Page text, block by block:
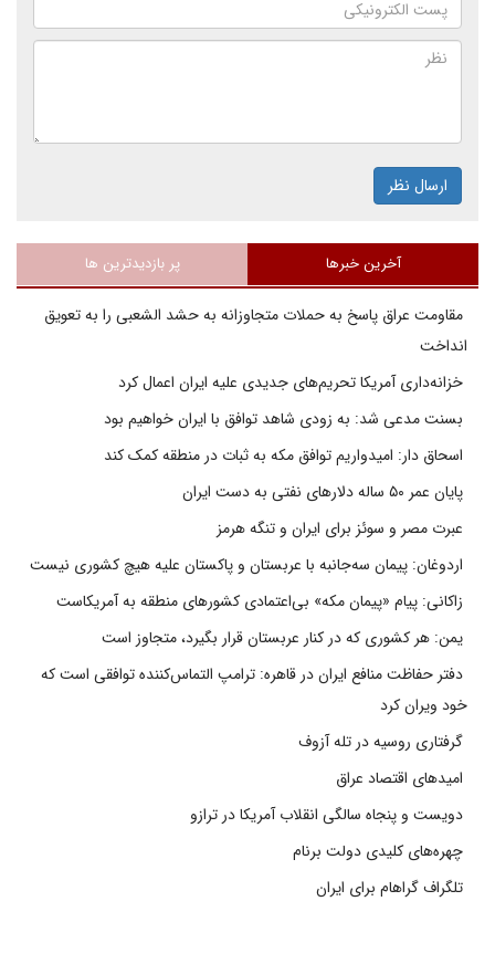
ارسال نظر
آخرین خبرها پر بازدیدترین ها
مقاومت عراق پاسخ به حملات متجاوزانه به حشد الشعبی را به تعویق
انداخت
خزانه‌داری آمریکا تحریم‌های جدیدی علیه ایران اعمال کرد
بسنت مدعی شد: به زودی شاهد توافق با ایران خواهیم بود
اسحاق دار: امیدواریم توافق مکه به ثبات در منطقه کمک کند
پایان عمر ۵۰ ساله دلارهای نفتی به دست ایران
عبرت مصر و سوئز برای ایران و تنگه هرمز
اردوغان: پیمان سه‌جانبه با عربستان و پاکستان علیه هیچ کشوری نیست
زاکانی: پیام «پیمان مکه» بی‌اعتمادی کشورهای منطقه به آمریکاست
یمن: هر کشوری که در کنار عربستان قرار بگیرد، متجاوز است
دفتر حفاظت منافع ایران در قاهره: ترامپ التماس‌کننده توافقی است که
خود ویران کرد
گرفتاری روسیه در تله آزوف
امیدهای اقتصاد عراق
دویست و پنجاه سالگی انقلاب آمریکا در ترازو
چهره‌های کلیدی دولت برنام
تلگراف گراهام برای ایران